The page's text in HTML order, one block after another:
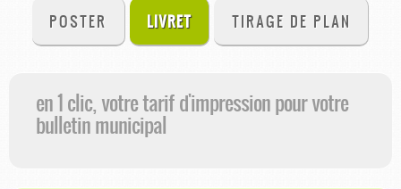
POSTER LIVRET TIRAGE DE PLAN
en 1 clic, votre tarif d'impression pour votre
bulletin municipal